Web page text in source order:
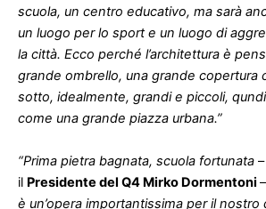
scuola, un centro educativo, ma sarà
un luogo per lo sport e un luogo di
la città. Ecco perché l’architettura è
grande ombrello, una grande copertura
sotto, idealmente, grandi e piccoli,
come una grande piazza urbana.”
“Prima pietra bagnata, scuola fortunata
il Presidente del Q4 Mirko Dormentoni –
è un’opera importantissima per il nostro